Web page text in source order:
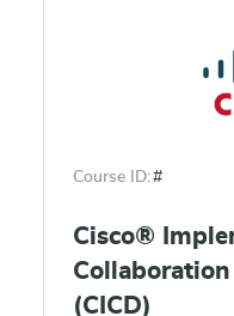
Course ID:#
Cisco®
(CICD)